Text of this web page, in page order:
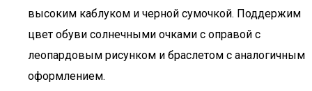
высоким каблуком и черной сумочкой. Поддержим
цвет обуви солнечными очками с оправой с
леопардовым рисунком и браслетом с аналогичным
оформлением.